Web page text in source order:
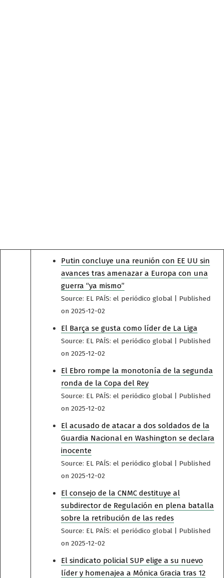
Putin concluye una reunión con EE UU sin
avances tras amenazar a Europa con una
guerra “ya mismo”
Source: EL PAÍS: el periódico global
Published
on 2025-12-02
El Barça se gusta como líder de La Liga
Source: EL PAÍS: el periódico global
Published
on 2025-12-02
El Ebro rompe la monotonía de la segunda
ronda de la Copa del Rey
Source: EL PAÍS: el periódico global
Published
on 2025-12-02
El acusado de atacar a dos soldados de la
Guardia Nacional en Washington se declara
inocente
Source: EL PAÍS: el periódico global
Published
on 2025-12-02
El consejo de la CNMC destituye al
subdirector de Regulación en plena batalla
sobre la retribución de las redes
Source: EL PAÍS: el periódico global
Published
on 2025-12-02
El sindicato policial SUP elige a su nuevo
líder y homenajea a Mónica Gracia tras 12